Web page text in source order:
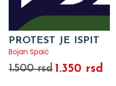
PROTEST JE ISPIT
Bojan Spaić
1.500 rsd 1.350 rsd